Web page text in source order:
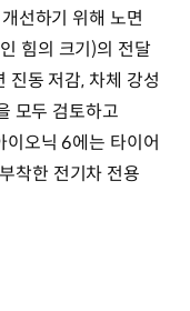
선하기 위해 노면
힘의 크기)의 전달
진동 저감, 차체 강성
모두 검토하고
오닉 6에는 타이어
착한 전기차 전용